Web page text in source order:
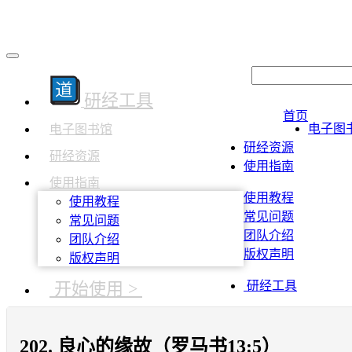
研经工具
电子图书馆
研经资源
使用指南
使用教程
常见问题
团队介绍
版权声明
开始使用 >
首页
电子图
研经资源
使用指南
使用教程
常见问题
团队介绍
版权声明
研经工具
202. 良心的缘故（罗马书13:5）